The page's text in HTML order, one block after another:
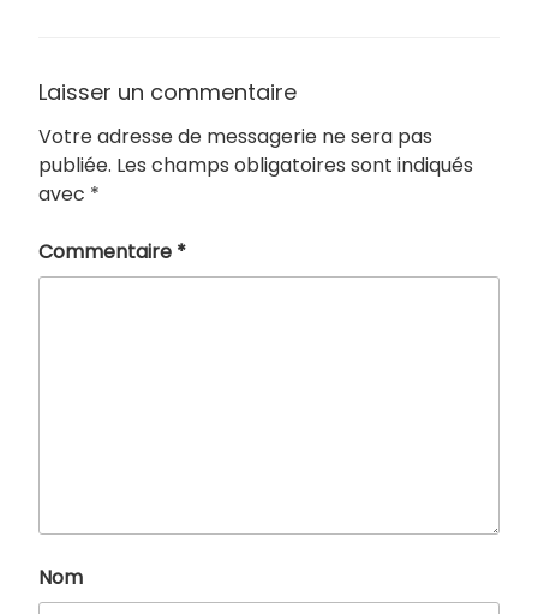
Laisser un commentaire
Votre adresse de messagerie ne sera pas
publiée. Les champs obligatoires sont indiqués
avec *
Commentaire *
Nom